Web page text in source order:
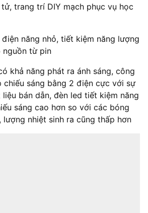
trang trí DIY mạch phục vụ học
năng nhỏ, tiết kiệm năng lượng
nguồn từ pin
khả năng phát ra ánh sáng, công
chiếu sáng bằng 2 điện cực với sự
bán dẫn, đèn led tiết kiệm năng
sáng cao hơn so với các bóng
nhiệt sinh ra cũng thấp hơn